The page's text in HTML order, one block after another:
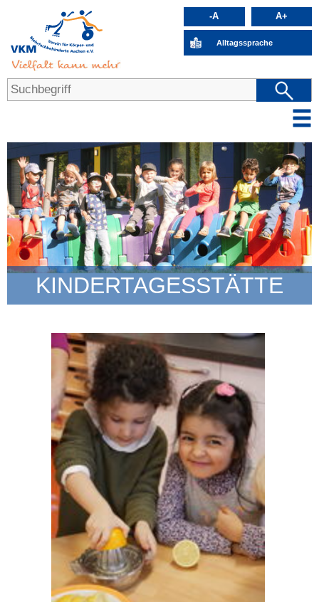
-A A+
Alltagssprache
KINDERTAGESSTÄTTE